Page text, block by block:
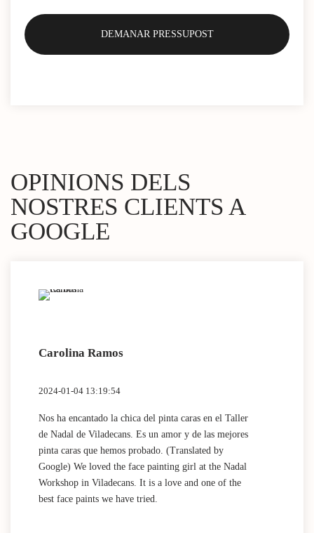
OPINIONS DELS
NOSTRES CLIENTS A
GOOGLE
Carolina Ramos
2024-01-04 13:19:54
Nos ha encantado la chica del pinta caras en el Taller
de Nadal de Viladecans. Es un amor y de las mejores
pinta caras que hemos probado. (Translated by
Google) We loved the face painting girl at the Nadal
Workshop in Viladecans. It is a love and one of the
best face paints we have tried.